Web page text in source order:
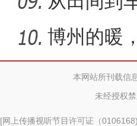
了！
博州的暖
本网站所刊载信
未经授权
[网上传播视听节目许可证（0106168)